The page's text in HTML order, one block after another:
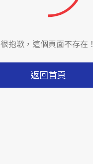
很抱歉，這個頁面不存在！
返回首頁